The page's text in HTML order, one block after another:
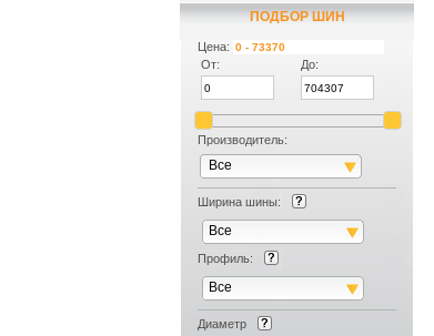
ПОДБОР ШИН
Цена:
От:
До:
Производитель:
Все
Ширина шины:
Все
Профиль:
Все
Диаметр